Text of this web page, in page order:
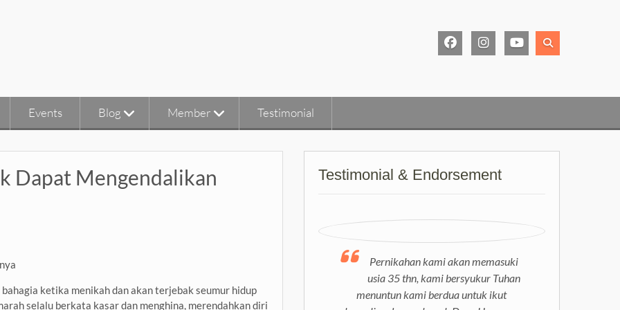
Events Blog Member Testimonial
Dapat Mengendalikan
ketika menikah dan akan terjebak seumur hidup
selalu berkata kasar dan menghina, merendahkan diri
Testimonial & Endorsement
Pernikahan kami akan memasuki
usia 35 thn, kami bersyukur Tuhan
menuntun kami berdua untuk ikut
Coach Deny memberikan konseling
yang sangat tepat sasaran. Terima
kasih Coach Deny yang telah membantu